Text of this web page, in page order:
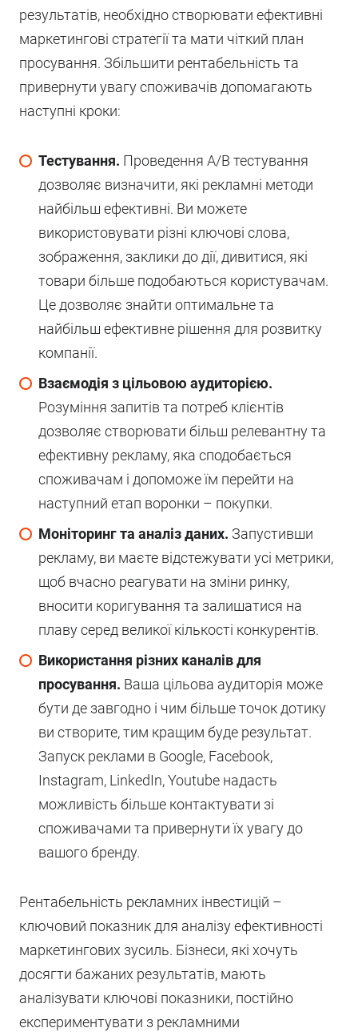
результатів, необхідно створювати ефективні
маркетингові стратегії та мати чіткий план
просування. Збільшити рентабельність та
привернути увагу споживачів допомагають
наступні кроки:
Тестування. Проведення A/B тестування
дозволяє визначити, які рекламні методи
найбільш ефективні. Ви можете
використовувати різні ключові слова,
зображення, заклики до дії, дивитися, які
товари більше подобаються користувачам.
Це дозволяє знайти оптимальне та
найбільш ефективне рішення для розвитку
компанії.
Взаємодія з цільовою аудиторією.
Розуміння запитів та потреб клієнтів
дозволяє створювати більш релевантну та
ефективну рекламу, яка сподобається
споживачам і допоможе їм перейти на
наступний етап воронки – покупки.
Моніторинг та аналіз даних. Запустивши
рекламу, ви маєте відстежувати усі метрики,
щоб вчасно реагувати на зміни ринку,
вносити коригування та залишатися на
плаву серед великої кількості конкурентів.
Використання різних каналів для
просування. Ваша цільова аудиторія може
бути де завгодно і чим більше точок дотику
ви створите, тим кращим буде результат.
Запуск реклами в Google, Facebook,
Instagram, LinkedIn, Youtube надасть
можливість більше контактувати зі
споживачами та привернути їх увагу до
вашого бренду.
Рентабельність рекламних інвестицій –
ключовий показник для аналізу ефективності
маркетингових зусиль. Бізнеси, які хочуть
досягти бажаних результатів, мають
аналізувати ключові показники, постійно
експериментувати з рекламними